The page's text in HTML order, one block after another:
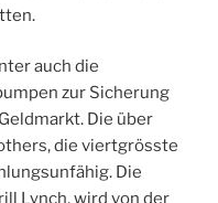
auch die
zur Sicherung
Die über
die viertgrösste
Die
Lynch, wird von der